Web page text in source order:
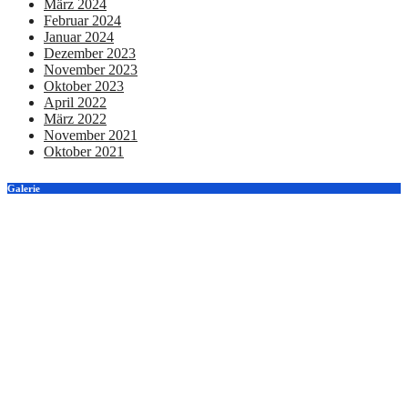
März 2024
Februar 2024
Januar 2024
Dezember 2023
November 2023
Oktober 2023
April 2022
März 2022
November 2021
Oktober 2021
Galerie